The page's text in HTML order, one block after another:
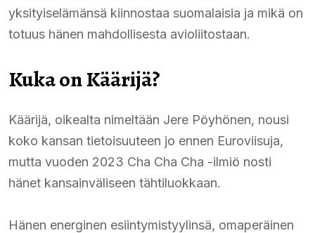
yksityiselämänsä kiinnostaa suomalaisia ja mikä on
totuus hänen mahdollisesta avioliitostaan.
Kuka on Käärijä?
Käärijä, oikealta nimeltään Jere Pöyhönen, nousi
koko kansan tietoisuuteen jo ennen Euroviisuja,
mutta vuoden 2023 Cha Cha Cha -ilmiö nosti
hänet kansainväliseen tähtiluokkaan.
Hänen energinen esiintymistyylinsä, omaperäinen